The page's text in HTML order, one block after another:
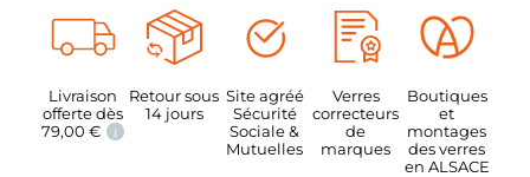
Livraison
offerte dès
79,00€ i
Retour sous
14 jours
Site agréé
Sécurité
Sociale &
Mutuelles
Verres
correcteurs
de
marques
Boutiques
et
montages
des verres
en ALSACE